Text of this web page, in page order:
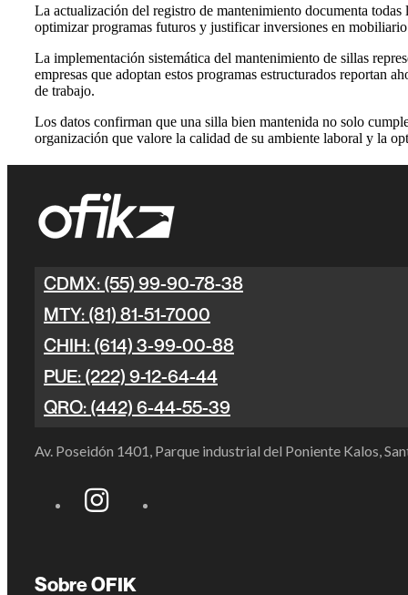
La actualización del registro de mantenimiento documenta
optimizar programas futuros y justificar inversiones en
La implementación sistemática del mantenimiento de sillas
empresas que adoptan estos programas estructurados reportan
de trabajo.
Los datos confirman que una silla bien mantenida no solo
organización que valore la calidad de su ambiente laboral y la
CDMX: (55) 99-90-78-38
MTY: (81) 81-51-7000
CHIH: (614) 3-99-00-88
PUE: (222) 9-12-64-44
QRO: (442) 6-44-55-39
Av. Poseidón 1401, Parque industrial del Poniente Kalos,
Sobre OFIK